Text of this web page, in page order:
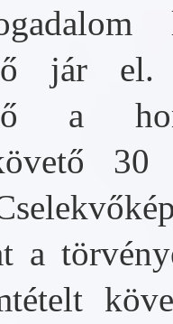
jár
a
követő
a